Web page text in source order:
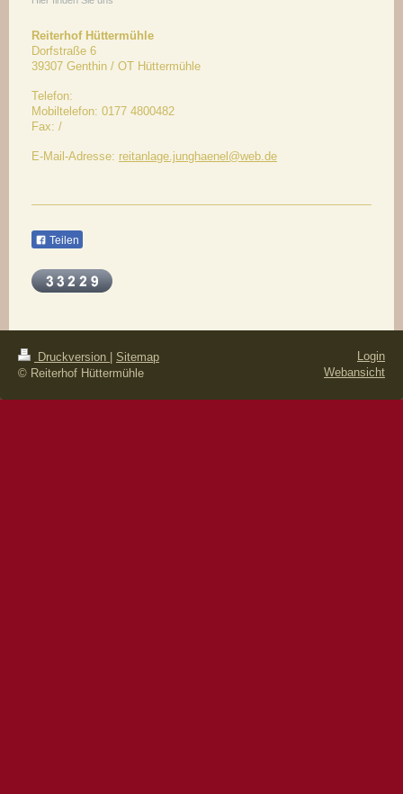
Reiterhof Hüttermühle
Dorfstraße 6
39307 Genthin / OT Hüttermühle
Telefon:
Mobiltelefon: 0177 4800482
Fax: /
E-Mail-Adresse: reitanlage.junghaenel@web.de
Teilen
Druckversion
Sitemap
© Reiterhof Hüttermühle
Login
Webansicht